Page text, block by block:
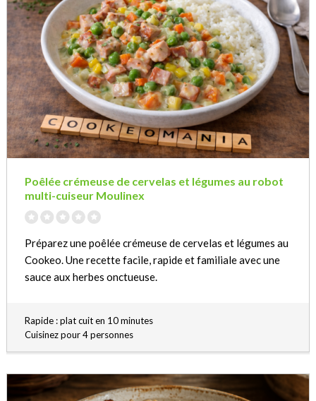
Poêlée crémeuse de cervelas et légumes au robot
multi-cuiseur Moulinex
Préparez une poêlée crémeuse de cervelas et légumes au
Cookeo. Une recette facile, rapide et familiale avec une
sauce aux herbes onctueuse.
Rapide : plat cuit en 10 minutes
Cuisinez pour 4 personnes